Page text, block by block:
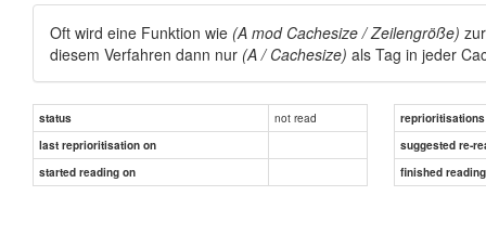
Oft wird eine Funktion wie (A mod Cachesize / Zeilengröße)
diesem Verfahren dann nur (A / Cachesize) als Tag in jeder
status not read
reprioritisations
last reprioritisation on
suggested re-
started reading on
finished